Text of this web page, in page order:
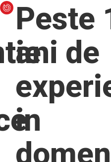
Peste
ani de
in